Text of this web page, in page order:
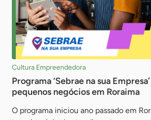
Cultura Empreendedora
Programa ‘Sebrae na sua
pequenos negócios em Roraima
O programa iniciou ano passado em